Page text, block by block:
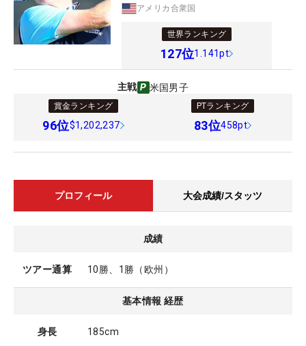
アメリカ合衆国
世界ランキング
127位1.141pt
主戦 米国男子
賞金ランキング
96位$1,202,237
PTランキング
83位458pt
プロフィール 大会成績/スタッツ
成績
ツアー通算 10勝、1勝（欧州）
基本情報 経歴
身長 185cm